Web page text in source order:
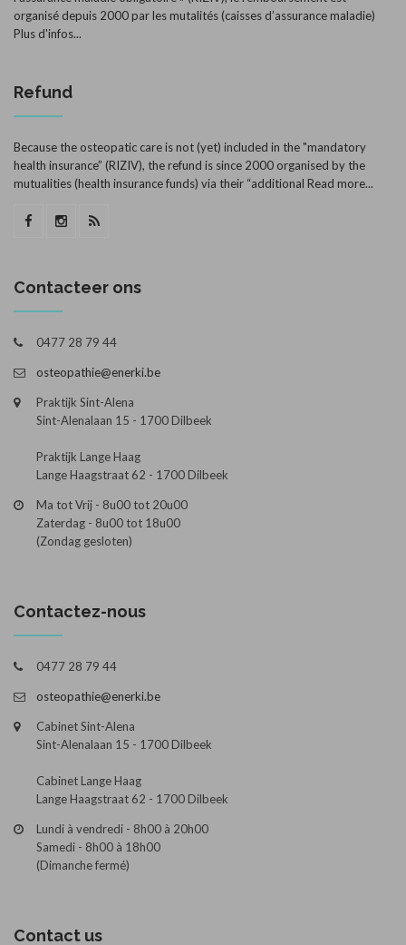
organisé depuis 2000 par les mutalités (caisses d’assurance maladie)
Plus d'infos...
Refund
Because the osteopatic care is not (yet) included in the "mandatory
health insurance” (RIZIV), the refund is since 2000 organised by the
mutualities (health insurance funds) via their “additional Read more...
Contacteer ons
0477 28 79 44
osteopathie@enerki.be
Praktijk Sint-Alena
Sint-Alenalaan 15 - 1700 Dilbeek
Praktijk Lange Haag
Lange Haagstraat 62 - 1700 Dilbeek
Ma tot Vrij - 8u00 tot 20u00
Zaterdag - 8u00 tot 18u00
(Zondag gesloten)
Contactez-nous
0477 28 79 44
osteopathie@enerki.be
Cabinet Sint-Alena
Sint-Alenalaan 15 - 1700 Dilbeek
Cabinet Lange Haag
Lange Haagstraat 62 - 1700 Dilbeek
Lundi à vendredi - 8h00 à 20h00
Samedi - 8h00 à 18h00
(Dimanche fermé)
Contact us